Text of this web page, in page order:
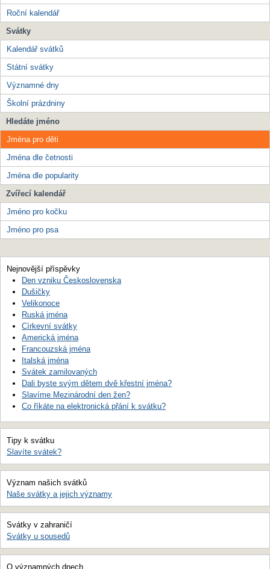
Roční kalendář
Svátky
Kalendář svátků
Státní svátky
Významné dny
Školní prázdniny
Hledáte jméno
Jména pro děti
Jména dle četnosti
Jména dle popularity
Zvířecí kalendář
Jméno pro kočku
Jméno pro psa
Nejnovější příspěvky
Den vzniku Československa
Dušičky
Velikonoce
Ruská jména
Církevní svátky
Americká jména
Francouzská jména
Italská jména
Svátek zamilovaných
Dali byste svým dětem dvě křestní jména?
Slavíme Mezinárodní den žen?
Co říkáte na elektronická přání k svátku?
Tipy k svátku
Slavíte svátek?
Význam našich svátků
Naše svátky a jejich významy
Svátky v zahraničí
Svátky u sousedů
O významných dnech